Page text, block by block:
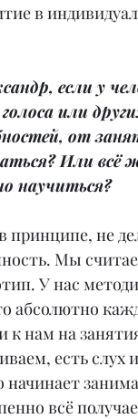
в
если у
голоса или
от
Или всё
научиться?
принципе, не
Мы
У нас
абсолютно
к нам на
есть слух
начинает
всё